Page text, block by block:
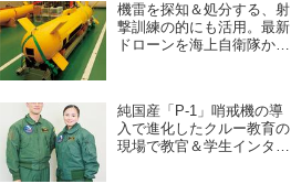
機雷を探知＆処分する、射
撃訓練の的にも活用。最新
ドローンを海上自衛隊から
純国産「P-1」哨戒機の導
入で進化したクルー教育の
現場で教官＆学生インタビ